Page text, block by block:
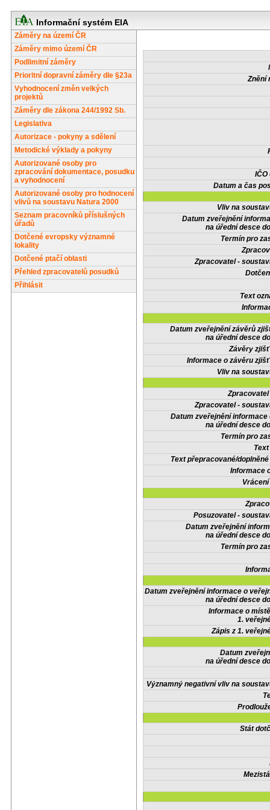
Informační systém EIA
Záměry na území ČR
Záměry mimo území ČR
Podlimitní záměry
Prioritní dopravní záměry dle §23a
Vyhodnocení změn velkých
projektů
Záměry dle zákona 244/1992 Sb.
Legislativa
Autorizace - pokyny a sdělení
Metodické výklady a pokyny
Autorizované osoby pro
zpracování dokumentace, posudku
a vyhodnocení
Autorizované osoby pro hodnocení
vlivů na soustavu Natura 2000
Seznam pracovníků příslušných
úřadů
Dotčené evropsky významné
lokality
Dotčené ptačí oblasti
Přehled zpracovatelů posudků
Přihlásit
Znění
IČO
Datum a čas
Vliv na
Datum zveřejnění
na úřední desce
Termín pro
Zpracovatel -
Text
Datum zveřejnění závěrů
na úřední desce
Závěry
Informace o závěru
Vliv na
Zpracovatel -
Datum zveřejnění informace
na úřední desce
Termín pro
Text přepracované/
Informace
Posuzovatel -
Datum zveřejnění
na úřední desce
Termín pro
Datum zveřejnění informace o
na úřední desce
Informace o
1.
Zápis z 1.
Datum
na úřední desce
Významný negativní vliv na
Stát